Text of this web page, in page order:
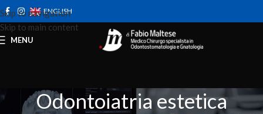
Skip to navigation
Skip to main content
ENGLISH
MENU
Odontoiatria estetica